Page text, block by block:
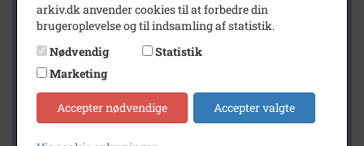
Geografi
Generelt
Vis kun med billeder
arkiv.dk anvender cookies til at forbedre din
brugeroplevelse og til indsamling af statistik.
Nødvendig
Statistik
Marketing
Accepter nødvendige Accepter valgte